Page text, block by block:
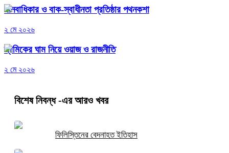
মানবাধিকার ও বাক-স্বাধীনতা প্রতিষ্ঠার পথনকশা
২ মে ২০২৬
শ্রমিকের ঘাম নিয়ে ওয়াজ ও রাজনীতি
২ মে ২০২৬
বিশেষ নিবন্ধ-এর আরও খবর
ফিলিস্তিনের বেদনাহত ইতিহাস